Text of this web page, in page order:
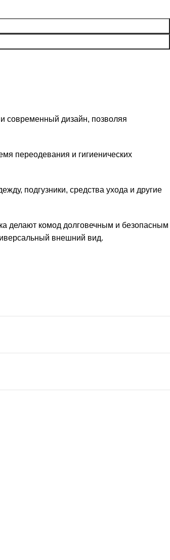
современный дизайн, позволяя
переодевания и гигиенических
подгузники, средства ухода и другие
делают комод долговечным и безопасным
внешний вид.